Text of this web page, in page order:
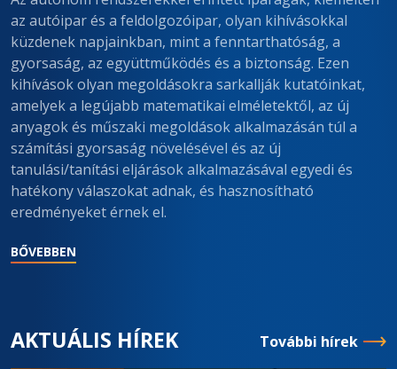
az autóipar és a feldolgozóipar, olyan kihívásokkal
küzdenek napjainkban, mint a fenntarthatóság, a
gyorsaság, az együttműködés és a biztonság. Ezen
kihívások olyan megoldásokra sarkallják kutatóinkat,
amelyek a legújabb matematikai elméletektől, az új
anyagok és műszaki megoldások alkalmazásán túl a
számítási gyorsaság növelésével és az új
tanulási/tanítási eljárások alkalmazásával egyedi és
hatékony válaszokat adnak, és hasznosítható
eredményeket érnek el.
BŐVEBBEN
AKTUÁLIS HÍREK További hírek